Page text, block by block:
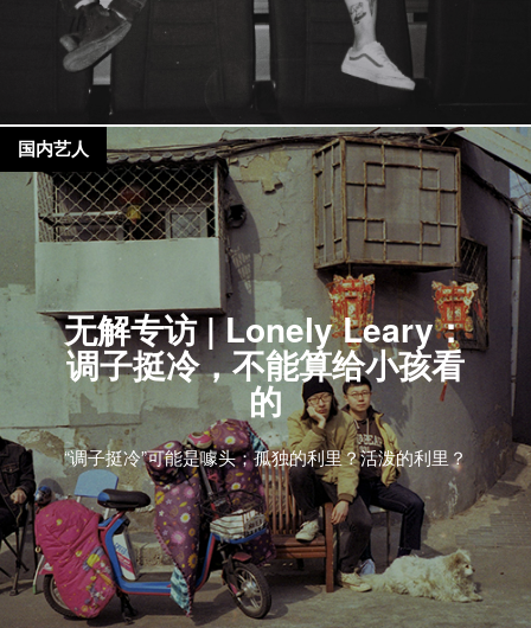
无解专访 | Lonely Leary：
调子挺冷，不能算给小孩看
的
“调子挺冷”可能是噱头；孤独的利里？活泼的利里？
国内艺人